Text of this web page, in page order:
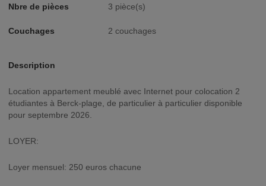
Nbre de pièces 3 pièce(s)
Couchages 2 couchages
Description
Location appartement meublé avec Internet pour colocation 2
étudiantes à Berck-plage, de particulier à particulier disponible
pour septembre 2026.
LOYER:
Loyer mensuel: 250 euros chacune